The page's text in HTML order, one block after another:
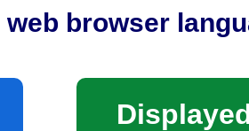
browser